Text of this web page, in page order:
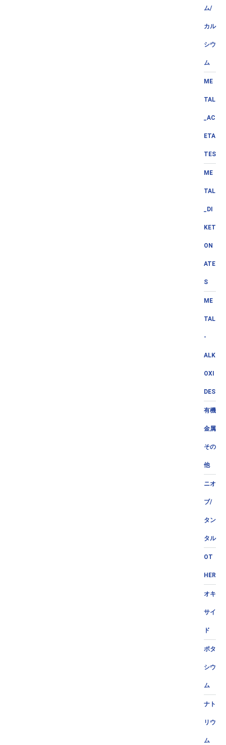
ム/
カル
シウ
ム
ME
TAL
_AC
ETA
TES
ME
TAL
_DI
KET
ON
ATE
S
ME
TAL
-
ALK
OXI
DES
有機
金属
その
他
ニオ
ブ/
タン
タル
OT
HER
オキ
サイ
ド
ポタ
シウ
ム
ナト
リウ
ム